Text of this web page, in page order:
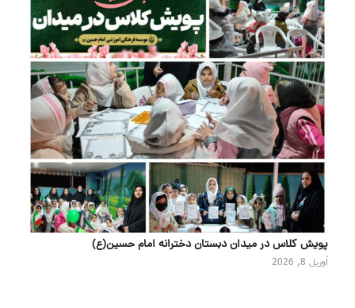
پویش کلاس در میدان دبستان دخترانه امام حسین(ع)
آوریل 8, 2026